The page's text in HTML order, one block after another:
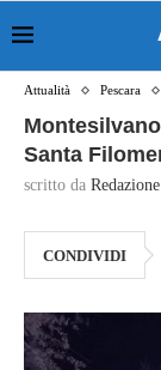
Attualità Pescara
Santa
scritto da
CONDIVIDI